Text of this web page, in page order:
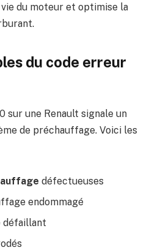
du moteur et optimise la
du code erreur
sur une Renault signale un
de préchauffage. Voici les
défectueuses
endommagé
défaillant